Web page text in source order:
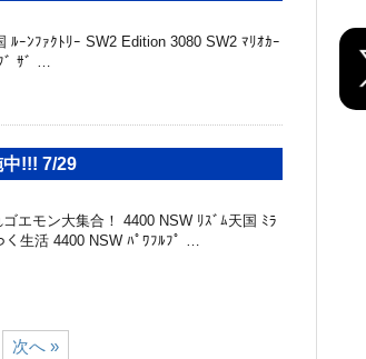
ﾙｰﾝﾌｧｸﾄﾘｰ SW2 Edition 3080 SW2 ﾏﾘｵｶｰ
ﾞ ｻﾞ …
!!! 7/29
エモン大集合！ 4400 NSW ﾘｽﾞﾑ天国 ﾐﾗ
く生活 4400 NSW ﾊﾟﾜﾌﾙﾌﾟ …
次へ »